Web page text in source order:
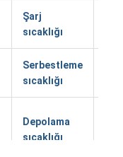
Şarj
sıcaklığı
Serbestleme
sıcaklığı
Depolama
sıcaklığı